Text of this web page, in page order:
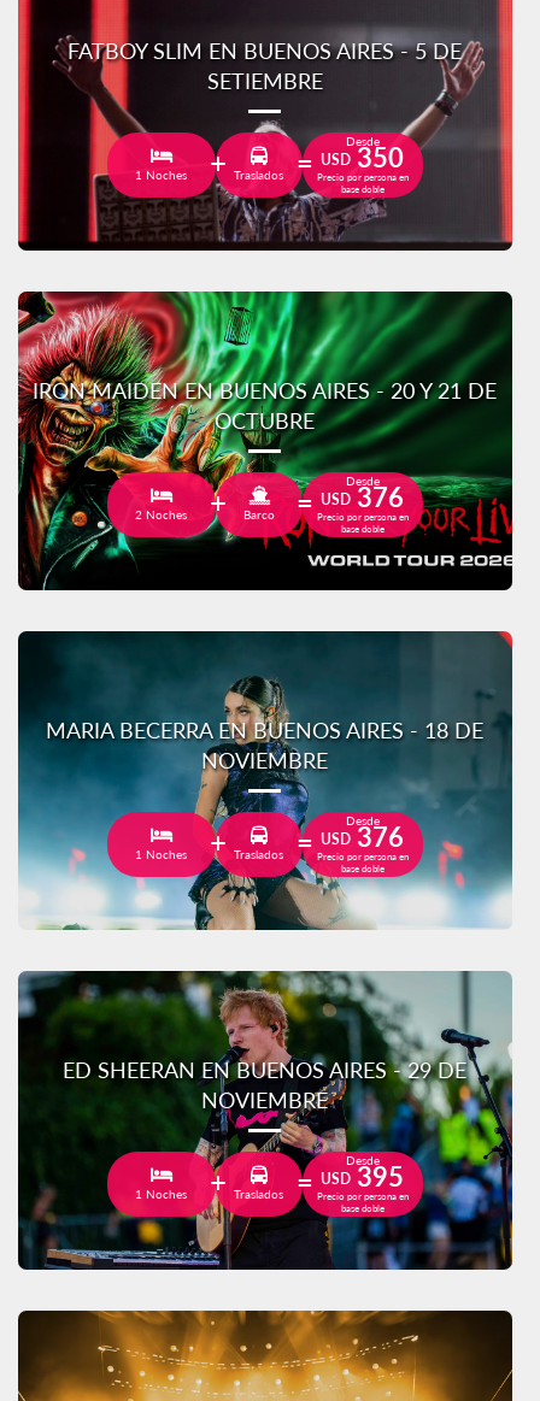
FATBOY SLIM EN BUENOS AIRES - 5 DE
SETIEMBRE
1 Noches Traslados
Desde
USD 350
Precio por persona en
base doble
IRON MAIDEN EN BUENOS AIRES - 20 Y 21 DE
OCTUBRE
2 Noches Barco
Desde
USD 376
Precio por persona en
base doble
MARIA BECERRA EN BUENOS AIRES - 18 DE
NOVIEMBRE
1 Noches Traslados
Desde
USD 376
Precio por persona en
base doble
ED SHEERAN EN BUENOS AIRES - 29 DE
NOVIEMBRE
1 Noches Traslados
Desde
USD 395
Precio por persona en
base doble